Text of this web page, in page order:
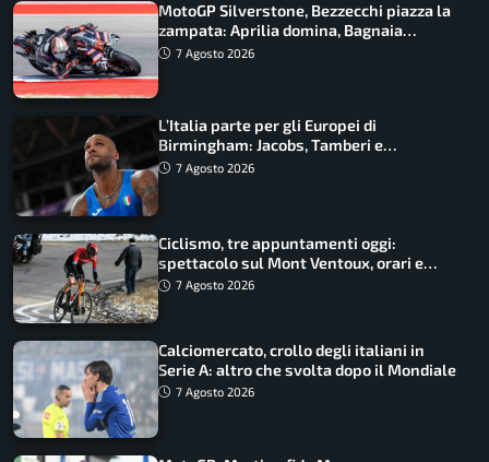
MotoGP Silverstone, Bezzecchi piazza la
zampata: Aprilia domina, Bagnaia
costretto al Q1
7 Agosto 2026
L’Italia parte per gli Europei di
Birmingham: Jacobs, Tamberi e
Battocletti guidano una spedizione
7 Agosto 2026
Ciclismo, tre appuntamenti oggi:
spettacolo sul Mont Ventoux, orari e
come vederli
7 Agosto 2026
Calciomercato, crollo degli italiani in
Serie A: altro che svolta dopo il Mondiale
7 Agosto 2026